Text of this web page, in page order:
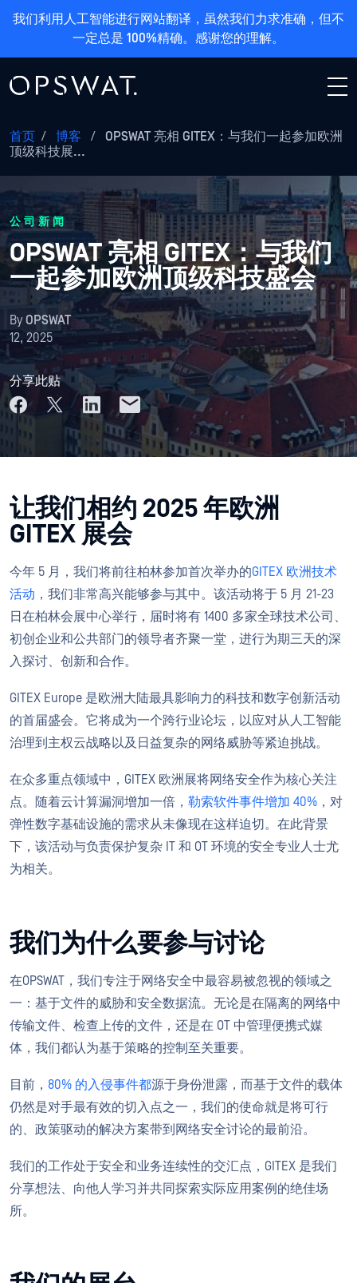
我们利用人工智能进行网站翻译，虽然我们力求准确，但不
一定总是 100%精确。感谢您的理解。
首页 / 博客 /
OPSWAT 亮相 GITEX：与我们一起参加欧洲
顶级科技展...
公司新闻
OPSWAT 亮相 GITEX：与我们
一起参加欧洲顶级科技盛会
ByOPSWAT
12, 2025
分享此贴
让我们相约 2025 年欧洲
GITEX 展会
今年 5 月，我们将前往柏林参加首次举办的GITEX 欧洲技术
活动 ，我们非常高兴能够参与其中。该活动将于 5 月 21-23
日在柏林会展中心举行，届时将有 1400 多家全球技术公司、
初创企业和公共部门的领导者齐聚一堂，进行为期三天的深
入探讨、创新和合作。
GITEX Europe 是欧洲大陆最具影响力的科技和数字创新活动
的首届盛会。它将成为一个跨行业论坛，以应对从人工智能
治理到主权云战略以及日益复杂的网络威胁等紧迫挑战。
在众多重点领域中，GITEX 欧洲展将网络安全作为核心关注
点。随着云计算漏洞增加一倍， 勒索软件事件增加 40% ，对
弹性数字基础设施的需求从未像现在这样迫切。在此背景
下，该活动与负责保护复杂 IT 和 OT 环境的安全专业人士尤
为相关。
我们为什么要参与讨论
在OPSWAT，我们专注于网络安全中最容易被忽视的领域之
一：基于文件的威胁和安全数据流。无论是在隔离的网络中
传输文件、检查上传的文件，还是在 OT 中管理便携式媒
体，我们都认为基于策略的控制至关重要。
目前， 80% 的入侵事件都源于身份泄露，而基于文件的载体
仍然是对手最有效的切入点之一，我们的使命就是将可行
的、政策驱动的解决方案带到网络安全讨论的最前沿。
我们的工作处于安全和业务连续性的交汇点，GITEX 是我们
分享想法、向他人学习并共同探索实际应用案例的绝佳场
所。